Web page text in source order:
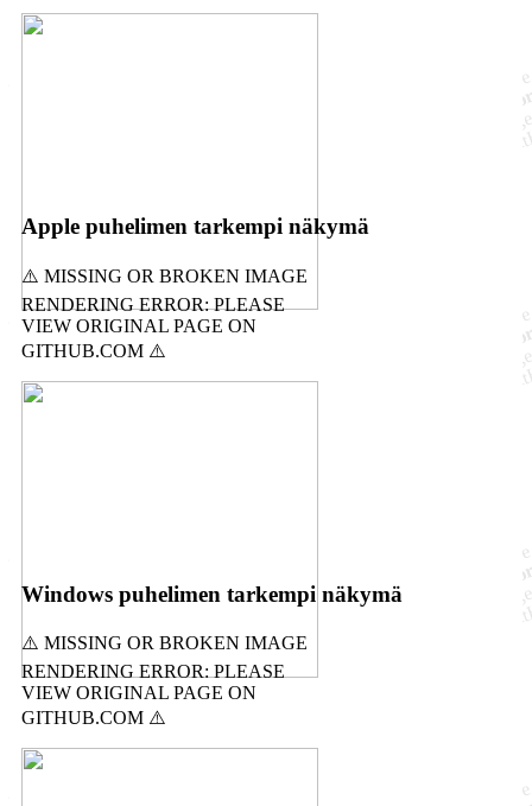
Apple puhelimen tarkempi näkymä
Windows puhelimen tarkempi näkymä